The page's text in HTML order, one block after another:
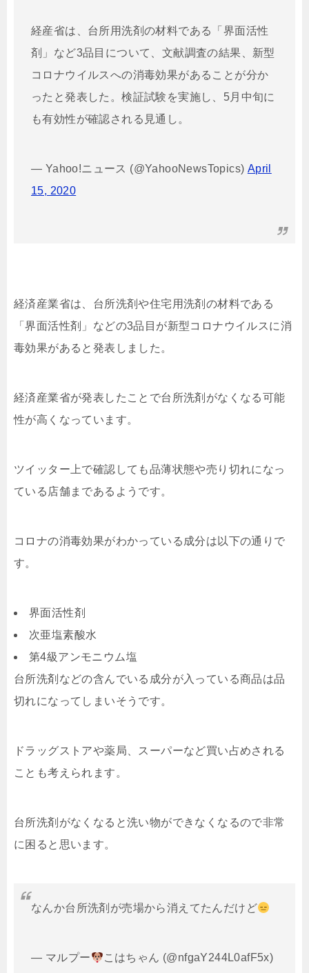
経産省は、台所用洗剤の材料である「界面活性
剤」など3品目について、文献調査の結果、新型
コロナウイルスへの消毒効果があることが分か
ったと発表した。検証試験を実施し、5月中旬に
も有効性が確認される見通し。
— Yahoo!ニュース (@YahooNewsTopics) April
15, 2020
経済産業省は、台所洗剤や住宅用洗剤の材料である
「界面活性剤」などの3品目が新型コロナウイルスに消
毒効果があると発表しました。
経済産業省が発表したことで台所洗剤がなくなる可能
性が高くなっています。
ツイッター上で確認しても品薄状態や売り切れになっ
ている店舗まであるようです。
コロナの消毒効果がわかっている成分は以下の通りで
す。
界面活性剤
次亜塩素酸水
第4級アンモニウム塩
台所洗剤などの含んでいる成分が入っている商品は品
切れになってしまいそうです。
ドラッグストアや薬局、スーパーなど買い占めされる
ことも考えられます。
台所洗剤がなくなると洗い物ができなくなるので非常
に困ると思います。
なんか台所洗剤が売場から消えてたんだけど
— マルプー
こはちゃん (@nfgaY244L0afF5x)